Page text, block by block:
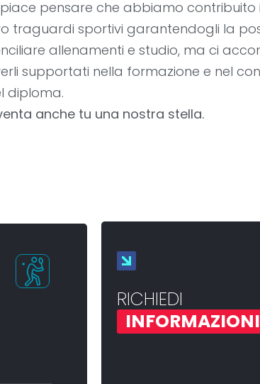
pensare che abbiamo contribuito
traguardi sportivi garantendogli la
allenamenti e studio, ma ci
supportati nella formazione e nel
diploma.
anche tu una nostra stella.
RICHIEDI
INFORMAZIONI